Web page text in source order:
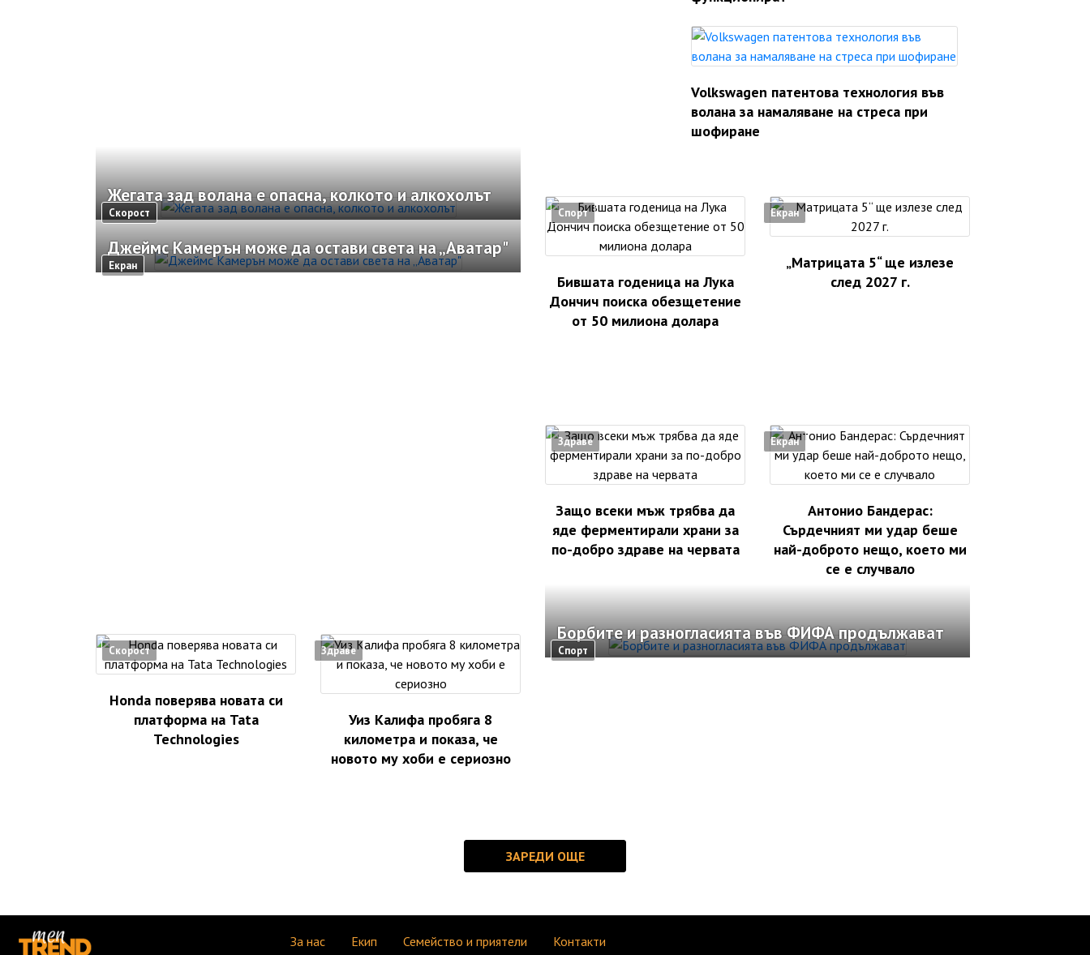
Volkswagen патентова технология във
волана за намаляване на стреса при
шофиране
Скорост
Жегата зад волана е опасна, колкото и алкохолът
Екран
Джеймс Камерън може да остави света на „Аватар"
Спорт
Бившата годеница на Лука
Дончич поиска обезщетение
от 50 милиона долара
Екран
„Матрицата 5“ ще излезе
след 2027 г.
Здраве
Защо всеки мъж трябва да
яде ферментирали храни за
по-добро здраве на червата
Екран
Антонио Бандерас:
Сърдечният ми удар беше
най-доброто нещо, което ми
се е случвало
Скорост
Honda поверява новата си
платформа на Tata
Technologies
Здраве
Уиз Калифа пробяга 8
километра и показа, че
новото му хоби е сериозно
Спорт
Борбите и разногласията във ФИФА продължават
За нас Екип Семейство и приятели Контакти